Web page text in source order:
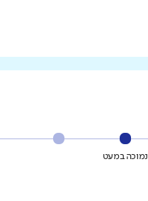
נמוכה במעט